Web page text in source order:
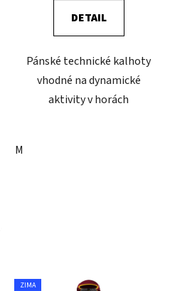
DETAIL
Pánské technické kalhoty
vhodné na dynamické
aktivity v horách
M
ZIMA